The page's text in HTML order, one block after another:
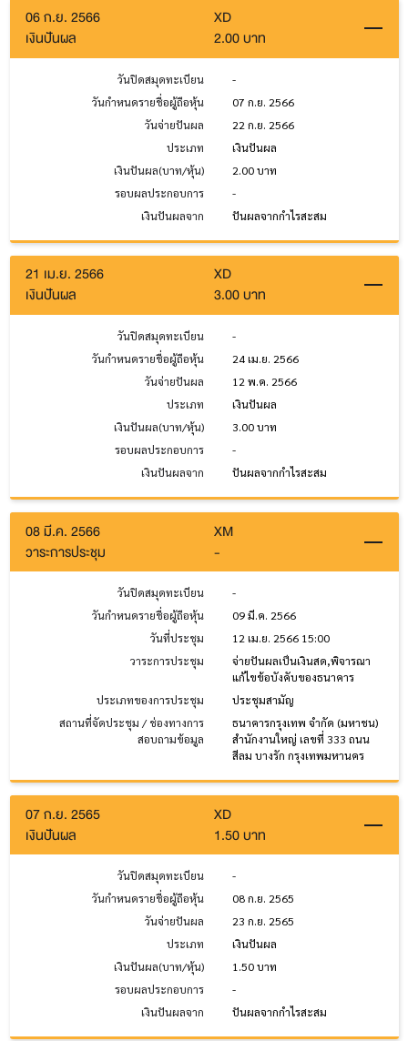
06 ก.ย. 2566
XD
เงินปันผล
2.00 บาท
วันปิดสมุดทะเบียน
-
วันกำหนดรายชื่อผู้ถือหุ้น
07 ก.ย. 2566
วันจ่ายปันผล
22 ก.ย. 2566
ประเภท
เงินปันผล
เงินปันผล(บาท/หุ้น)
2.00 บาท
รอบผลประกอบการ
-
เงินปันผลจาก
ปันผลจากกำไรสะสม
21 เม.ย. 2566
XD
เงินปันผล
3.00 บาท
วันปิดสมุดทะเบียน
-
วันกำหนดรายชื่อผู้ถือหุ้น
24 เม.ย. 2566
วันจ่ายปันผล
12 พ.ค. 2566
ประเภท
เงินปันผล
เงินปันผล(บาท/หุ้น)
3.00 บาท
รอบผลประกอบการ
-
เงินปันผลจาก
ปันผลจากกำไรสะสม
08 มี.ค. 2566
XM
วาระการประชุม
-
วันปิดสมุดทะเบียน
-
วันกำหนดรายชื่อผู้ถือหุ้น
09 มี.ค. 2566
วันที่ประชุม
12 เม.ย. 2566 15:00
วาระการประชุม
จ่ายปันผลเป็นเงินสด,พิจารณา
แก้ไขข้อบังคับของธนาคาร
ประเภทของการประชุม
ประชุมสามัญ
สถานที่จัดประชุม / ช่องทางการ
สอบถามข้อมูล
ธนาคารกรุงเทพ จำกัด (มหาชน)
สำนักงานใหญ่ เลขที่ 333 ถนน
สีลม บางรัก กรุงเทพมหานคร
07 ก.ย. 2565
XD
เงินปันผล
1.50 บาท
วันปิดสมุดทะเบียน
-
วันกำหนดรายชื่อผู้ถือหุ้น
08 ก.ย. 2565
วันจ่ายปันผล
23 ก.ย. 2565
ประเภท
เงินปันผล
เงินปันผล(บาท/หุ้น)
1.50 บาท
รอบผลประกอบการ
-
เงินปันผลจาก
ปันผลจากกำไรสะสม